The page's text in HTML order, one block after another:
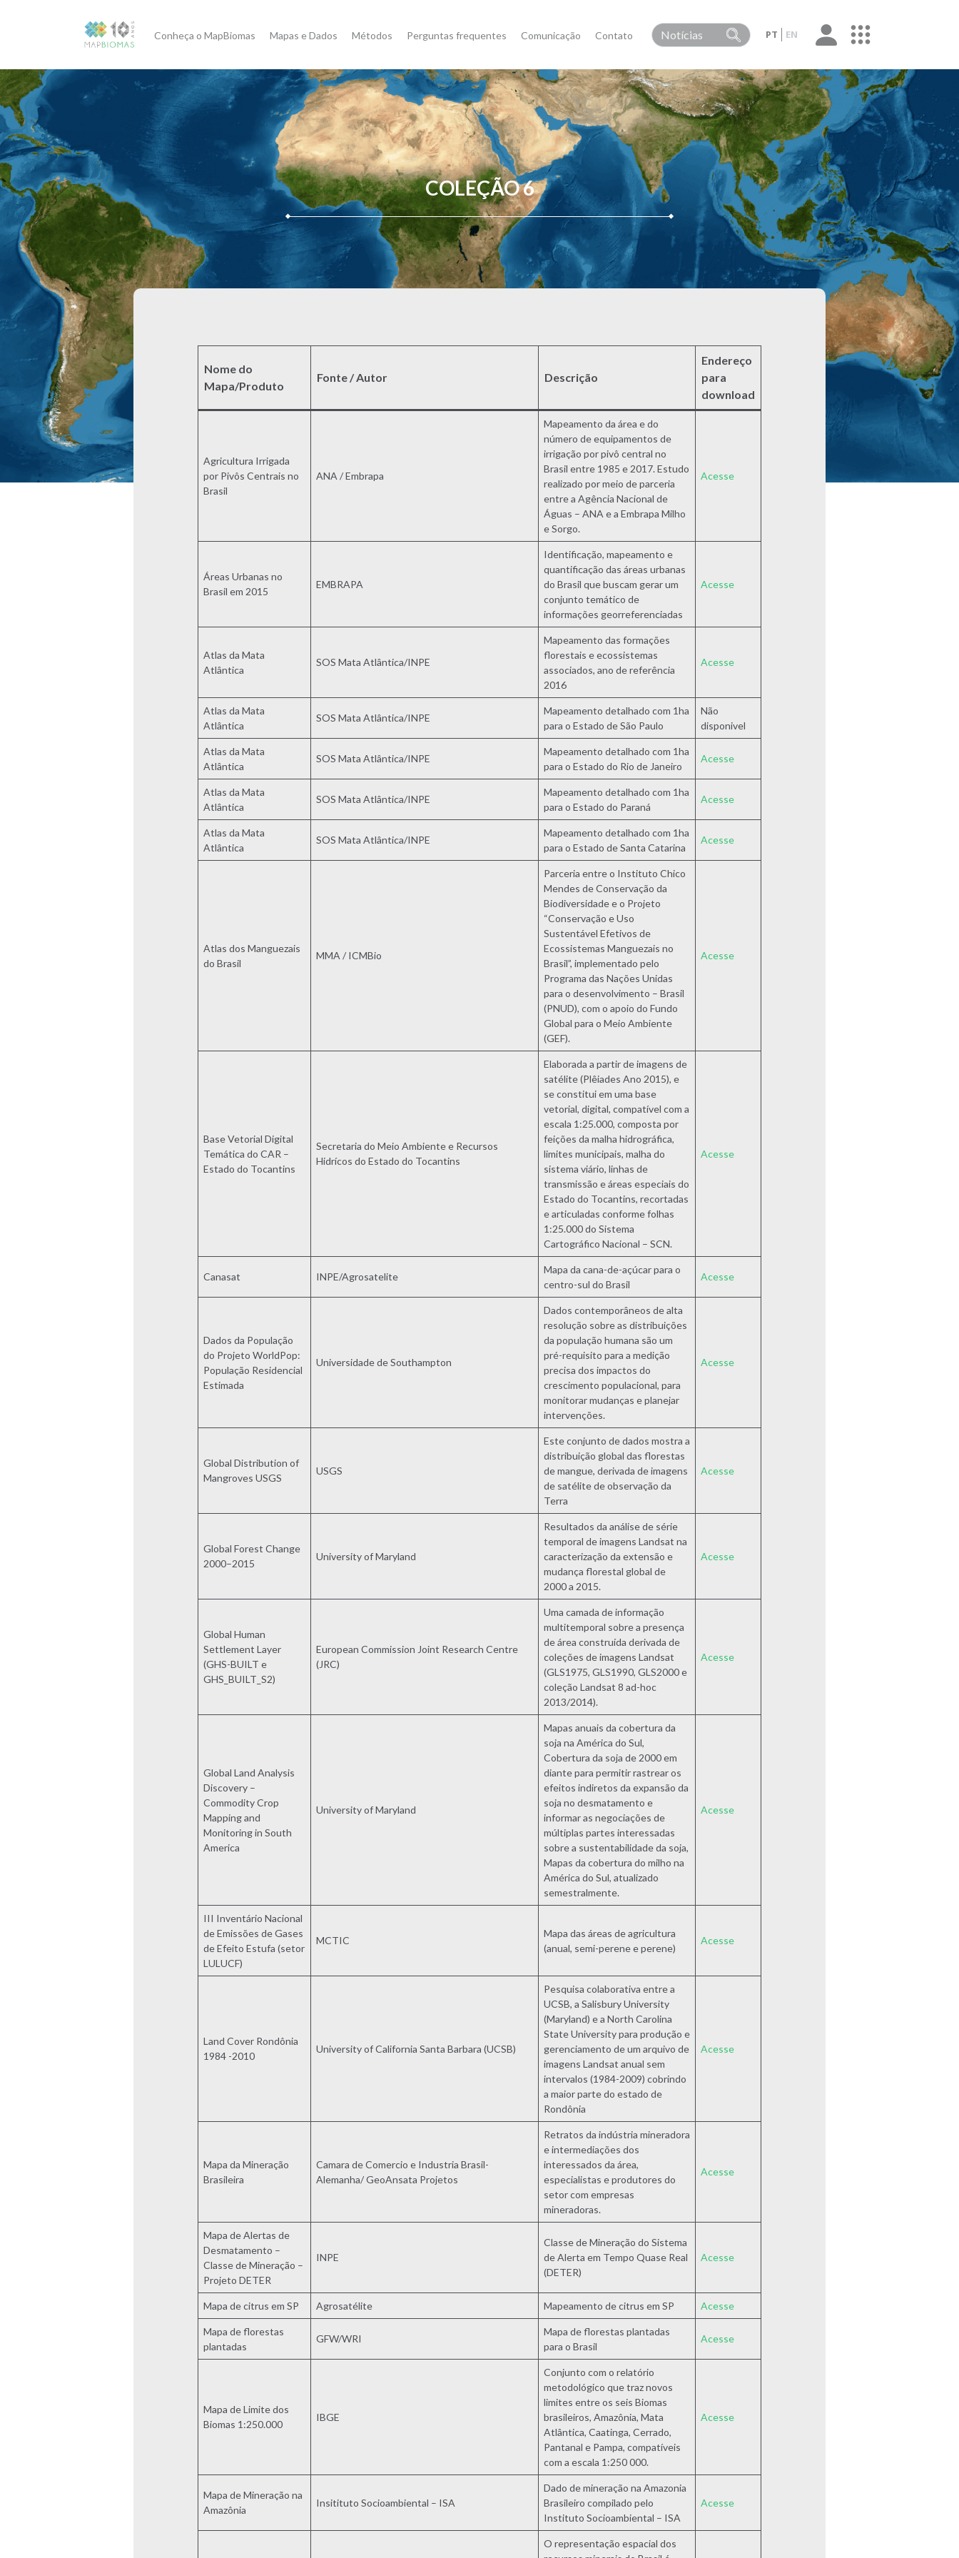
Conheça o MapBiomas Mapas e Dados Métodos Perguntas frequentes Comunicação Contato PT EN
COLEÇÃO 6
Nome do
Mapa/Produto
Fonte / Autor Descrição
Endereço
para
download
Agricultura Irrigada
por Pivôs Centrais no
Brasil
ANA / Embrapa
Mapeamento da área e do
número de equipamentos de
irrigação por pivô central no
Brasil entre 1985 e 2017. Estudo
realizado por meio de parceria
entre a Agência Nacional de
Águas – ANA e a Embrapa Milho
e Sorgo.
Acesse
Áreas Urbanas no
Brasil em 2015
EMBRAPA
Identificação, mapeamento e
quantificação das áreas urbanas
do Brasil que buscam gerar um
conjunto temático de
informações georreferenciadas
Acesse
Atlas da Mata
Atlântica
SOS Mata Atlântica/INPE
Mapeamento das formações
florestais e ecossistemas
associados, ano de referência
2016
Acesse
Atlas da Mata
Atlântica
SOS Mata Atlântica/INPE
Mapeamento detalhado com 1ha
para o Estado de São Paulo
Não
disponivel
Atlas da Mata
Atlântica
SOS Mata Atlântica/INPE
Mapeamento detalhado com 1ha
para o Estado do Rio de Janeiro
Acesse
Atlas da Mata
Atlântica
SOS Mata Atlântica/INPE
Mapeamento detalhado com 1ha
para o Estado do Paraná
Acesse
Atlas da Mata
Atlântica
SOS Mata Atlântica/INPE
Mapeamento detalhado com 1ha
para o Estado de Santa Catarina
Acesse
Atlas dos Manguezais
do Brasil
MMA / ICMBio
Parceria entre o Instituto Chico
Mendes de Conservação da
Biodiversidade e o Projeto
“Conservação e Uso
Sustentável Efetivos de
Ecossistemas Manguezais no
Brasil”, implementado pelo
Programa das Nações Unidas
para o desenvolvimento – Brasil
(PNUD), com o apoio do Fundo
Global para o Meio Ambiente
(GEF).
Acesse
Base Vetorial Digital
Temática do CAR –
Estado do Tocantins
Secretaria do Meio Ambiente e Recursos
Hidrícos do Estado do Tocantins
Elaborada a partir de imagens de
satélite (Plêiades Ano 2015), e
se constitui em uma base
vetorial, digital, compatível com a
escala 1:25.000, composta por
feições da malha hidrográfica,
limites municipais, malha do
sistema viário, linhas de
transmissão e áreas especiais do
Estado do Tocantins, recortadas
e articuladas conforme folhas
1:25.000 do Sistema
Cartográfico Nacional – SCN.
Acesse
Canasat INPE/Agrosatelite
Mapa da cana-de-açúcar para o
centro-sul do Brasil
Acesse
Dados da População
do Projeto WorldPop:
População Residencial
Estimada
Universidade de Southampton
Dados contemporâneos de alta
resolução sobre as distribuições
da população humana são um
pré-requisito para a medição
precisa dos impactos do
crescimento populacional, para
monitorar mudanças e planejar
intervenções.
Acesse
Global Distribution of
Mangroves USGS
USGS
Este conjunto de dados mostra a
distribuição global das florestas
de mangue, derivada de imagens
de satélite de observação da
Terra
Acesse
Global Forest Change
2000–2015
University of Maryland
Resultados da análise de série
temporal de imagens Landsat na
caracterização da extensão e
mudança florestal global de
2000 a 2015.
Acesse
Global Human
Settlement Layer
(GHS-BUILT e
GHS_BUILT_S2)
European Commission Joint Research Centre
(JRC)
Uma camada de informação
multitemporal sobre a presença
de área construída derivada de
coleções de imagens Landsat
(GLS1975, GLS1990, GLS2000 e
coleção Landsat 8 ad-hoc
2013/2014).
Acesse
Global Land Analysis
Discovery –
Commodity Crop
Mapping and
Monitoring in South
America
University of Maryland
Mapas anuais da cobertura da
soja na América do Sul,
Cobertura da soja de 2000 em
diante para permitir rastrear os
efeitos indiretos da expansão da
soja no desmatamento e
informar as negociações de
múltiplas partes interessadas
sobre a sustentabilidade da soja,
Mapas da cobertura do milho na
América do Sul, atualizado
semestralmente.
Acesse
III Inventário Nacional
de Emissões de Gases
de Efeito Estufa (setor
LULUCF)
MCTIC
Mapa das áreas de agricultura
(anual, semi-perene e perene)
Acesse
Land Cover Rondônia
1984 -2010
University of California Santa Barbara (UCSB)
Pesquisa colaborativa entre a
UCSB, a Salisbury University
(Maryland) e a North Carolina
State University para produção e
gerenciamento de um arquivo de
imagens Landsat anual sem
intervalos (1984-2009) cobrindo
a maior parte do estado de
Rondônia
Acesse
Mapa da Mineração
Brasileira
Camara de Comercio e Industria Brasil-
Alemanha/ GeoAnsata Projetos
Retratos da indústria mineradora
e intermediações dos
interessados da área,
especialistas e produtores do
setor com empresas
mineradoras.
Acesse
Mapa de Alertas de
Desmatamento –
Classe de Mineração –
Projeto DETER
INPE
Classe de Mineração do Sistema
de Alerta em Tempo Quase Real
(DETER)
Acesse
Mapa de citrus em SP Agrosatélite Mapeamento de citrus em SP Acesse
Mapa de florestas
plantadas
GFW/WRI
Mapa de florestas plantadas
para o Brasil
Acesse
Mapa de Limite dos
Biomas 1:250.000
IBGE
Conjunto com o relatório
metodológico que traz novos
limites entre os seis Biomas
brasileiros, Amazônia, Mata
Atlântica, Caatinga, Cerrado,
Pantanal e Pampa, compatíveis
com a escala 1:250 000.
Acesse
Mapa de Mineração na
Amazônia
Insitituto Socioambiental – ISA
Dado de mineração na Amazonia
Brasileiro compilado pelo
Instituto Socioambiental – ISA
Acesse
O representação espacial dos